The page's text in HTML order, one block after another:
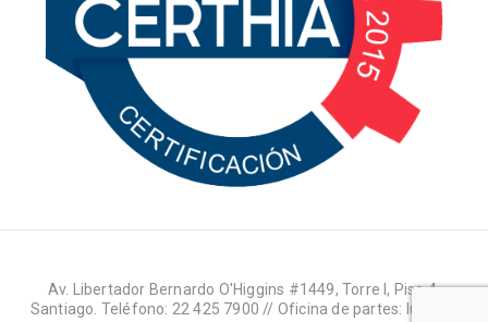
Av. Libertador Bernardo O'Higgins #1449, Torre I, Piso 4,
Santiago. Teléfono: 22 425 7900 // Oficina de partes: lun-jue: